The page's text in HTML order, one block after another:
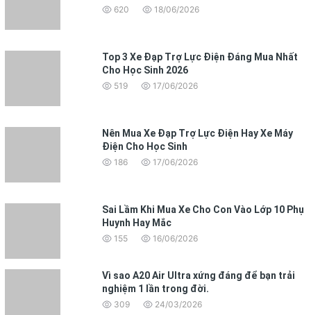
620 18/06/2026
Top 3 Xe Đạp Trợ Lực Điện Đáng Mua Nhất
Cho Học Sinh 2026
519 17/06/2026
Nên Mua Xe Đạp Trợ Lực Điện Hay Xe Máy
Điện Cho Học Sinh
186 17/06/2026
Sai Lầm Khi Mua Xe Cho Con Vào Lớp 10 Phụ
Huynh Hay Mắc
155 16/06/2026
Vì sao A20 Air Ultra xứng đáng để bạn trải
nghiệm 1 lần trong đời.
309 24/03/2026